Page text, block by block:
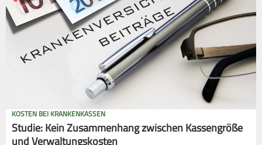
KOSTEN BEI KRANKENKASSEN
Studie: Kein Zusammenhang zwischen Kassengröße